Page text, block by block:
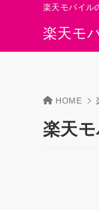
楽天モ
楽天モバイル
HOME
楽天